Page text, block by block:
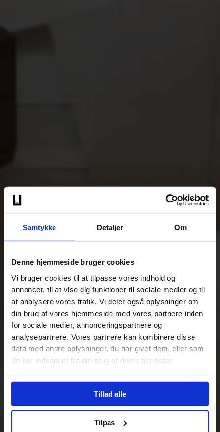
Samtykke Detaljer Om
Denne hjemmeside bruger cookies
Vi bruger cookies til at tilpasse vores indhold og
annoncer, til at vise dig funktioner til sociale medier og til
at analysere vores trafik. Vi deler også oplysninger om
din brug af vores hjemmeside med vores partnere inden
for sociale medier, annonceringspartnere og
analysepartnere. Vores partnere kan kombinere disse
data med andre oplysninger, du har givet dem, eller som
de har indsamlet fra din brug af deres tjenester.
Tillad alle
Tilpas